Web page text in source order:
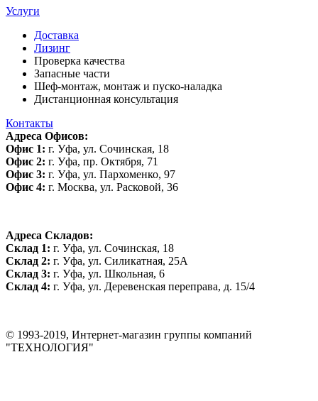
Услуги
Доставка
Лизинг
Проверка качества
Запасные части
Шеф-монтаж, монтаж и пуско-наладка
Дистанционная консультация
Контакты
Адреса Офисов:
Офис 1: г. Уфа, ул. Сочинская, 18
Офис 2: г. Уфа, пр. Октября, 71
Офис 3: г. Уфа, ул. Пархоменко, 97
Офис 4: г. Москва, ул. Расковой, 36
Адреса Складов:
Склад 1: г. Уфа, ул. Сочинская, 18
Склад 2: г. Уфа, ул. Силикатная, 25А
Склад 3: г. Уфа, ул. Школьная, 6
Склад 4: г. Уфа, ул. Деревенская переправа, д. 15/4
© 1993-2019, Интернет-магазин группы компаний
"ТЕХНОЛОГИЯ"